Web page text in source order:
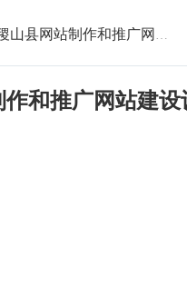
山县网站制作和推广网站
和推广网站建设